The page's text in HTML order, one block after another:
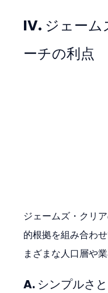
IV. ジェーム
ーチの利点
ジェームズ・クリ
的根拠を組み合わ
まざまな人口層や
A. シンプルさ